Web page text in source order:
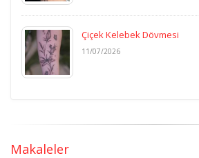
Çiçek Kelebek Dövmesi
11/07/2026
Makaleler